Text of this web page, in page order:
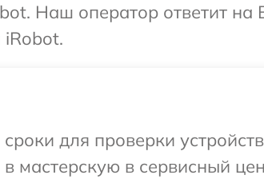
Наш оператор ответит
для проверки
мастерскую в сервисный